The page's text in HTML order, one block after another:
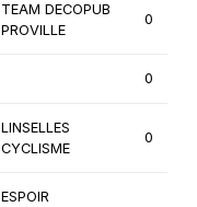
TEAM DECOPUB
PROVILLE
0
0
LINSELLES
CYCLISME
0
ESPOIR